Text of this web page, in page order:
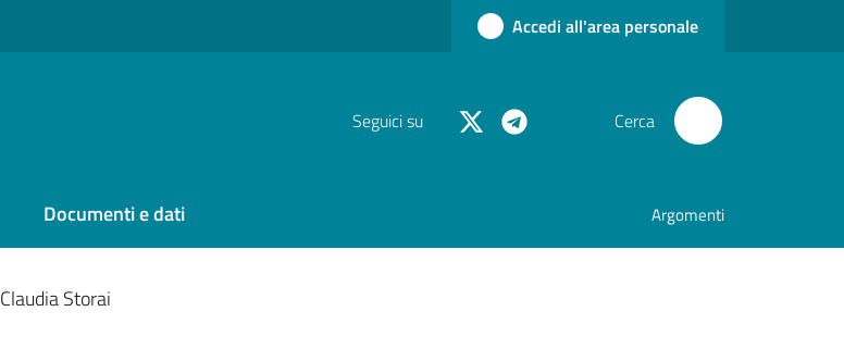
Accedi all'area personale
Seguici su Cerca
Documenti e dati Argomenti
Claudia Storai